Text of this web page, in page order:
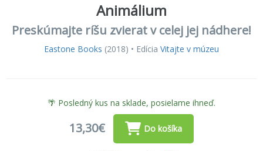
Animálium
Preskúmajte ríšu zvierat v celej jej nádhere!
Eastone Books (2018) • Edícia Vitajte v múzeu
🌴 Posledný kus na sklade, posielame ihneď.
13,30€ Do košíka